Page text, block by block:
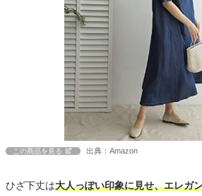
この商品を見る 出典：Amazon
ひざ下丈は大人っぽい印象に見せ、エレガ